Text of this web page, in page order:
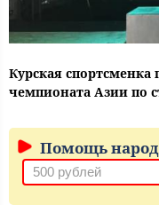
Курская спортсменка
чемпионата Азии по
Помощь